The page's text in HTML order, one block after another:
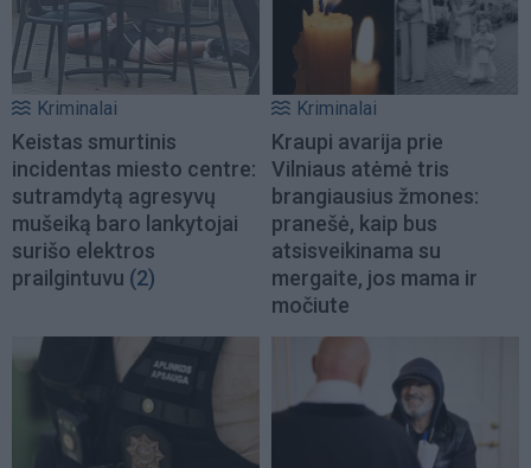
Kriminalai
Keistas smurtinis
incidentas miesto centre:
sutramdytą agresyvų
mušeiką baro lankytojai
surišo elektros
prailgintuvu (2)
Kriminalai
Kraupi avarija prie
Vilniaus atėmė tris
brangiausius žmones:
pranešė, kaip bus
atsisveikinama su
mergaite, jos mama ir
močiute